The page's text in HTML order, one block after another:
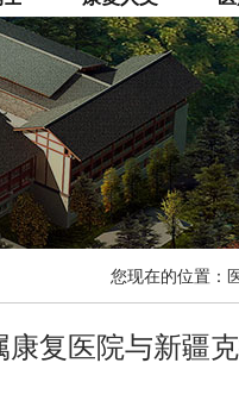
您现在的位置：
复医院与新疆